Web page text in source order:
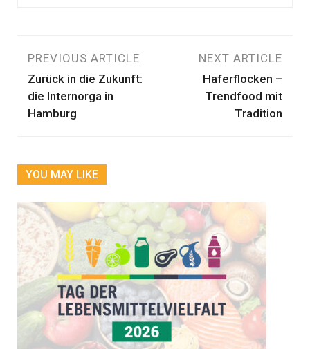
Beitragsnavigation
PREVIOUS ARTICLE
Zurück in die Zukunft:
die Internorga in
Hamburg
NEXT ARTICLE
Haferflocken –
Trendfood mit
Tradition
YOU MAY LIKE